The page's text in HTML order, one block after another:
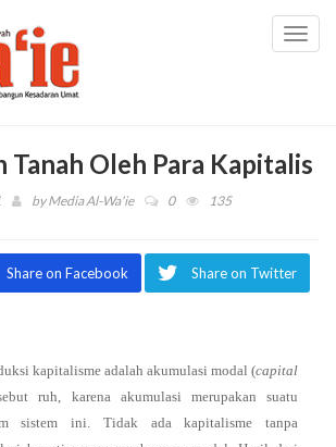
Tanah Oleh Para Kapitalis
byMedia Al-Wa'ie 0 135
Share on Facebook Share on Twitter
kapitalisme adalah akumulasi modal (capital
ruh, karena akumulasi merupakan suatu
sistem ini. Tidak ada kapitalisme tanpa